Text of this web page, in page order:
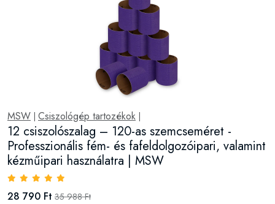
MSW Csiszológép tartozékok
12 csiszolószalag – 120-as szemcseméret -
Professzionális fém- és fafeldolgozóipari, valamint
kézműipari használatra | MSW
28 790 Ft 35 988 Ft